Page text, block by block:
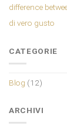
difference
di vero gusto
CATEGORIE
Blog (12)
ARCHIVI